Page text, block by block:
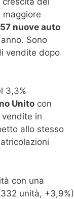
maggiore
nuove auto
Sono
vendite dopo
3,3%
Unitocon
in
allo stesso
con una
unità, +3,9%)